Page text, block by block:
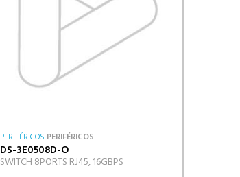
PERIFÉRICOS PERIFÉRICOS
DS-3E0508D-O
SWITCH 8PORTS RJ45, 16GBPS